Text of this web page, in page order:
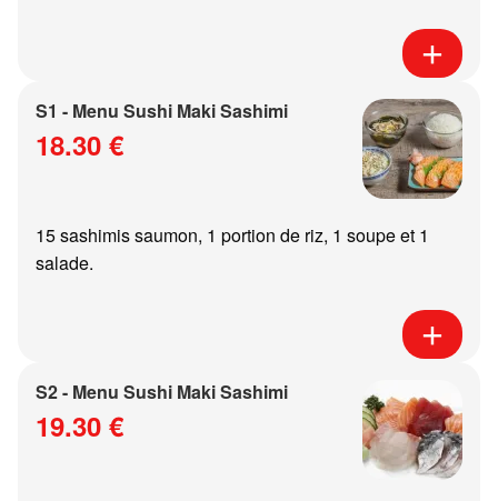
S1 - Menu Sushi Maki Sashimi
18.30 €
15 sashimis saumon, 1 portion de riz, 1 soupe et 1
salade.
S2 - Menu Sushi Maki Sashimi
19.30 €